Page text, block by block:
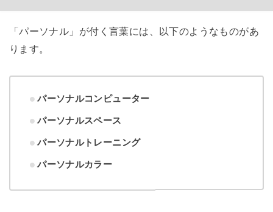
「パーソナル」が付く言葉には、以下のようなものがあ
ります。
パーソナルコンピューター
パーソナルスペース
パーソナルトレーニング
パーソナルカラー